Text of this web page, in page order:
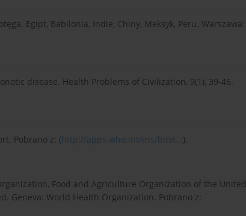
Egipt, Babilonia, Indie, Chiny, Meksyk, Peru. Warszawa:
disease. Health Problems of Civilization, 9(1), 39-46.
Pobrano z: (http://apps.who.int/iris/bitst...).
Food and Agriculture Organization of the United
Geneva: World Health Organization. Pobrano z: